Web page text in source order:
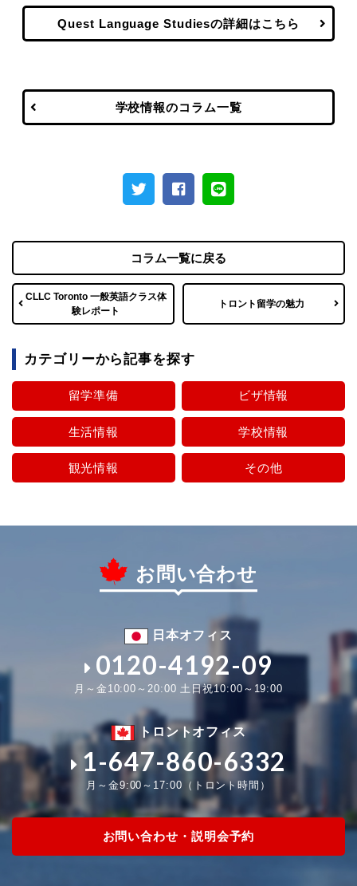
Quest Language Studiesの詳細はこちら
学校情報のコラム一覧
CLLC Toronto 一般英語クラス体
験レポート
コラム一覧に戻る
トロント留学の魅力
カテゴリーから記事を探す
留学準備 ビザ情報
生活情報 学校情報
観光情報 その他
お問い合わせ
日本オフィス
0120-4192-09
月～金10:00～20:00 土日祝10:00～19:00
トロントオフィス
1-647-860-6332
月～金9:00～17:00（トロント時間）
お問い合わせ・説明会予約